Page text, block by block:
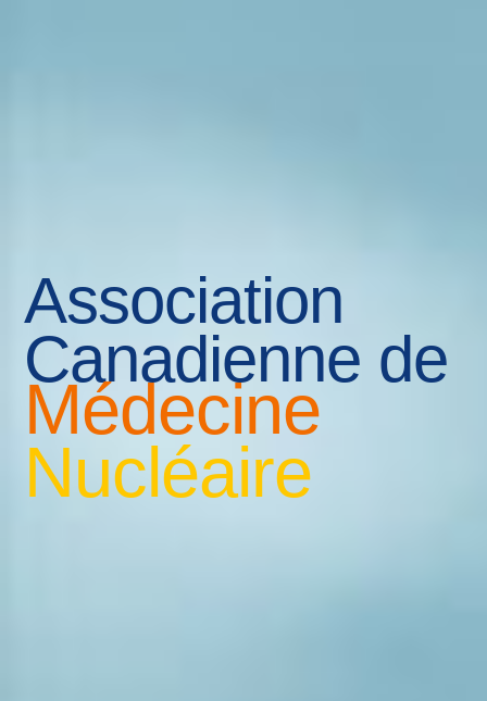
Association
Canadienne de
Médecine
Nucléaire